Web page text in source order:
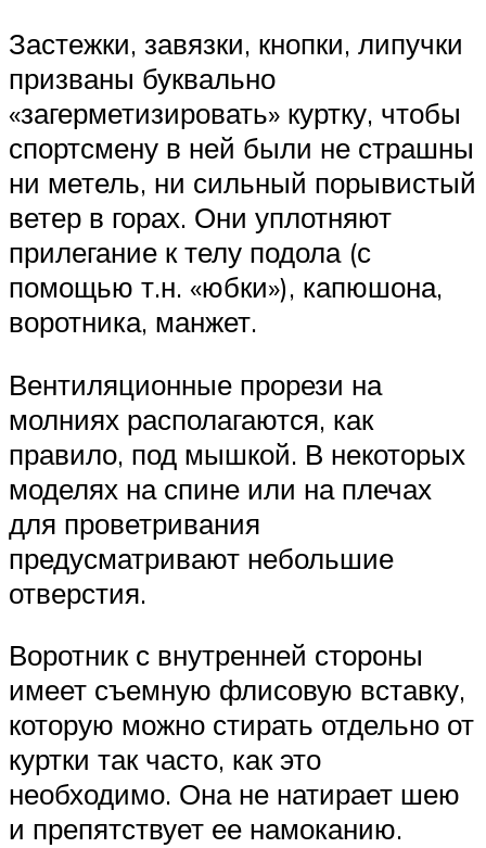
Застежки, завязки, кнопки, липучки
призваны буквально
«загерметизировать» куртку, чтобы
спортсмену в ней были не страшны
ни метель, ни сильный порывистый
ветер в горах. Они уплотняют
прилегание к телу подола (с
помощью т.н. «юбки»), капюшона,
воротника, манжет.
Вентиляционные прорези на
молниях располагаются, как
правило, под мышкой. В некоторых
моделях на спине или на плечах
для проветривания
предусматривают небольшие
отверстия.
Воротник с внутренней стороны
имеет съемную флисовую вставку,
которую можно стирать отдельно от
куртки так часто, как это
необходимо. Она не натирает шею
и препятствует ее намоканию.